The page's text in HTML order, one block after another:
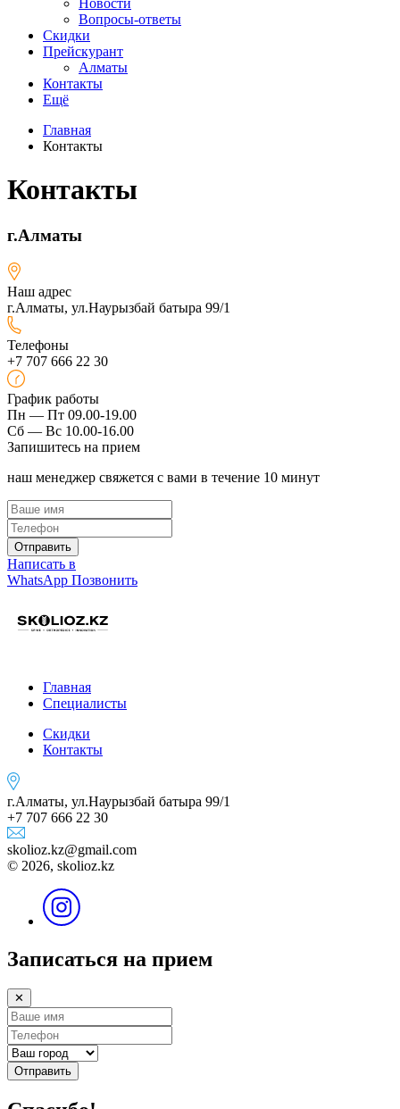
Новости
Вопросы-ответы
Скидки
Прейскурант
Алматы
Контакты
Ещё
Главная
Контакты
Контакты
г.Алматы
Наш адрес
г.Алматы, ул.Наурызбай батыра 99/1
Телефоны
+7 707 666 22 30
График работы
Пн — Пт 09.00-19.00
Сб — Вс 10.00-16.00
Запишитесь на прием
наш менеджер свяжется с вами в течение 10 минут
Отправить
Написать в
WhatsApp Позвонить
Главная
Специалисты
Скидки
Контакты
г.Алматы, ул.Наурызбай батыра 99/1
+7 707 666 22 30
skolioz.kz@gmail.com
© 2026, skolioz.kz
Записаться на прием
✕
Отправить